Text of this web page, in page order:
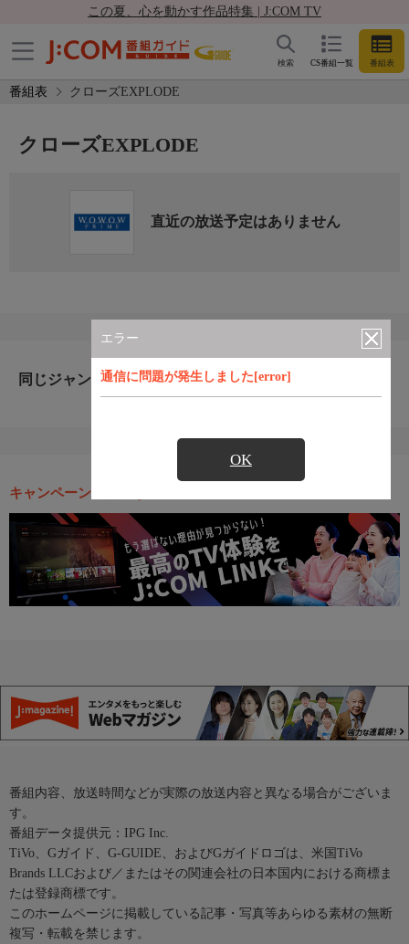
この夏、心を動かす作品特集 | J:COM TV
CS番組一覧 番組表
検索
番組表 クローズEXPLODE
エラー
通信に問題が発生しました[error]
OK
クローズEXPLODE
直近の放送予定はありません
同じジャンルのおすすめ番組
キャンペーン・お得な情報
番組内容、放送時間などが実際の放送内容と異なる場合がございま
す。
番組データ提供元：IPG Inc.
TiVo、Gガイド、G-GUIDE、およびGガイドロゴは、米国TiVo
Brands LLCおよび／またはその関連会社の日本国内における商標ま
たは登録商標です。
このホームページに掲載している記事・写真等あらゆる素材の無断
複写・転載を禁じます。